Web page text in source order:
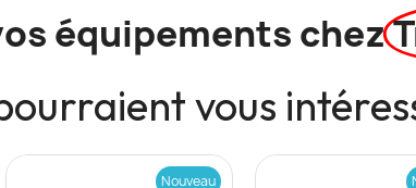
équipements chez
vous
Nouveau